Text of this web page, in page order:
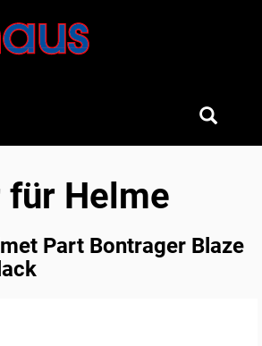
für Helme
Part Bontrager Blaze